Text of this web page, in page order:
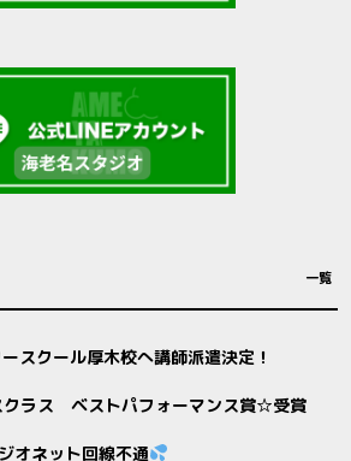
一覧
スクール厚木校へ講師派遣決定！
クラス ベストパフォーマンス賞☆受賞
オネット回線不通